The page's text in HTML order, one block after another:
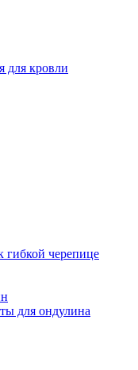
для кровли
черепице
для ондулина